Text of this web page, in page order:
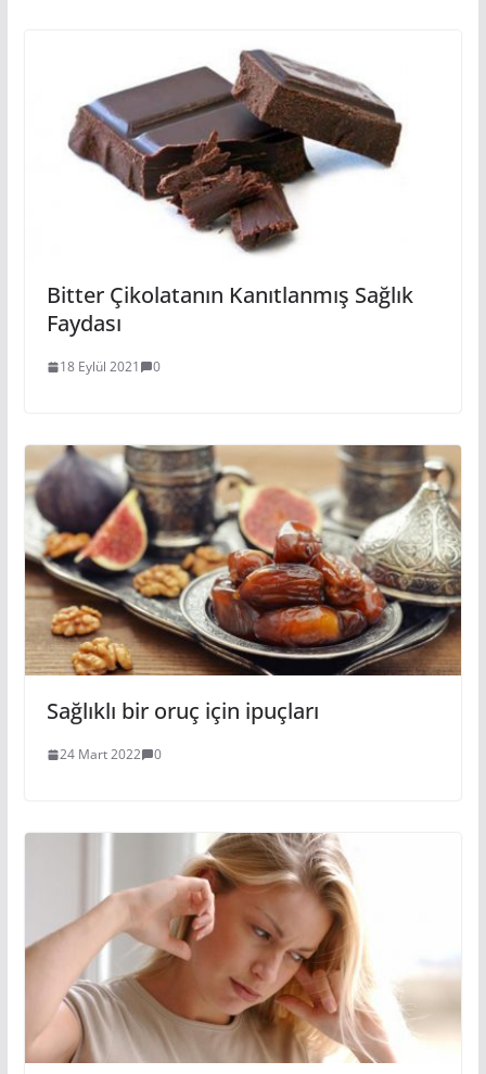
Bitter Çikolatanın Kanıtlanmış Sağlık
Faydası
18 Eylül 2021 0
Sağlıklı bir oruç için ipuçları
24 Mart 2022 0